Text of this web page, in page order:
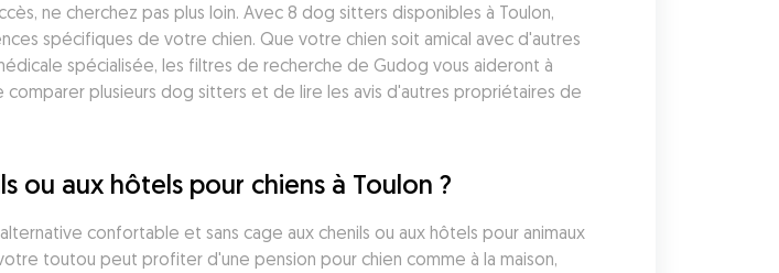
ne cherchez pas plus loin. Avec 8 dog sitters disponibles à Toulon,
spécifiques de votre chien. Que votre chien soit amical avec d'autres
spécialisée, les filtres de recherche de Gudog vous aideront à
plusieurs dog sitters et de lire les avis d'autres propriétaires de
ou aux hôtels pour chiens à Toulon ?
confortable et sans cage aux chenils ou aux hôtels pour animaux
toutou peut profiter d'une pension pour chien comme à la maison,